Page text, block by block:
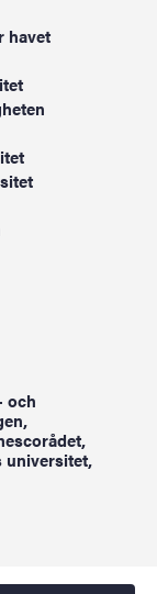
havet
och
universitet,